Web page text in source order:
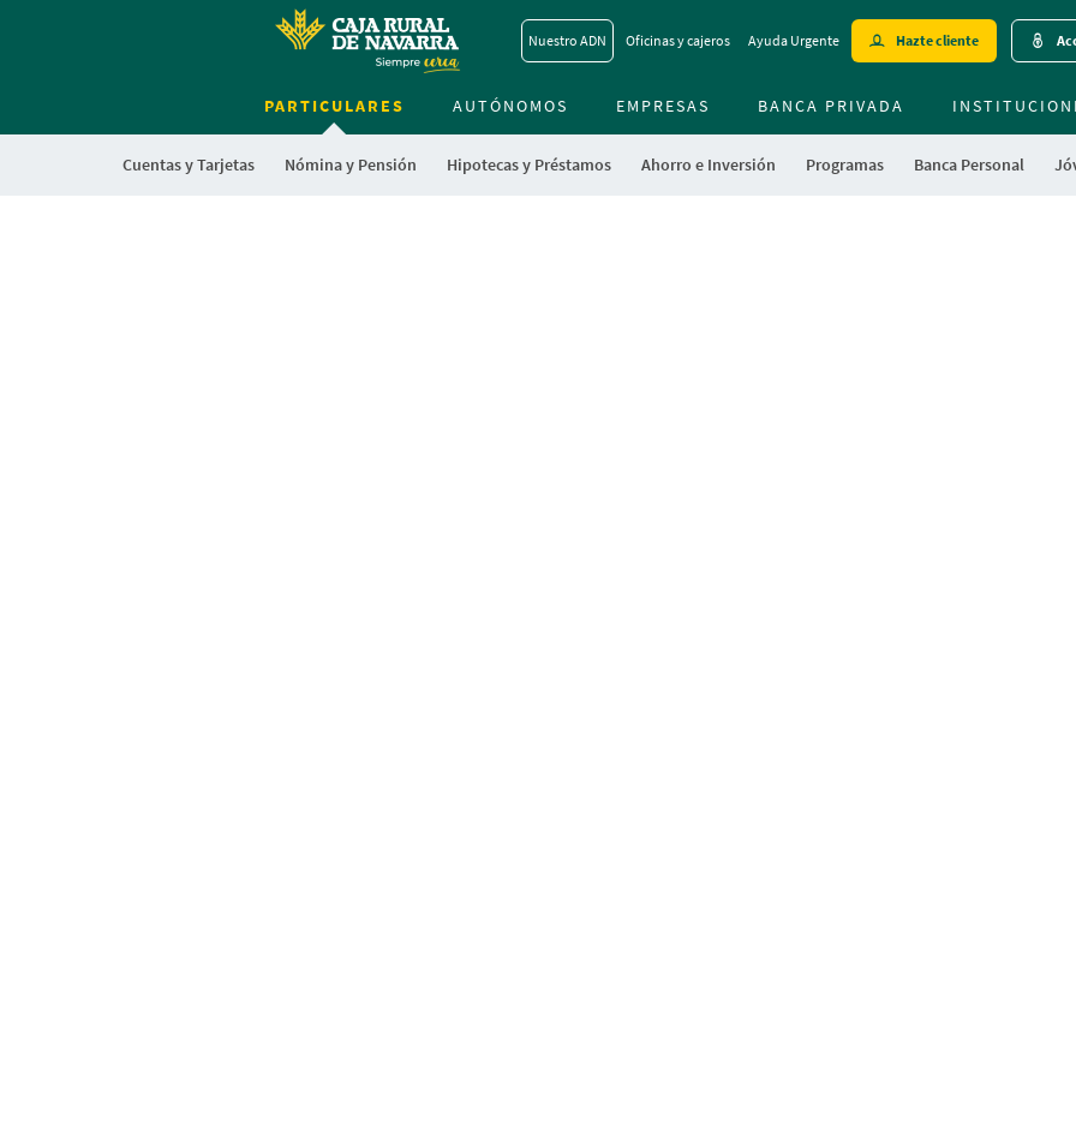
to
contentt
Nuestro ADN Oficinas y cajeros Ayuda Urgente Hazte cliente
PARTICULARES
Cuentas y Tarjetas Nómina y Pensión Hipotecas y Préstamos Ahorro e Inversión Programas Banca Personal
AUTÓNOMOS EMPRESAS BANCA PRIVADA